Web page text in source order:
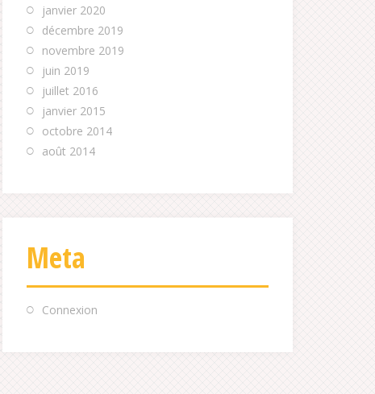
janvier 2020
décembre 2019
novembre 2019
juin 2019
juillet 2016
janvier 2015
octobre 2014
août 2014
Meta
Connexion